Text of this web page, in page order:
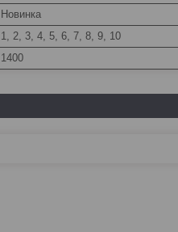
Новинка
1, 2, 3, 4, 5, 6, 7, 8, 9, 10
1400